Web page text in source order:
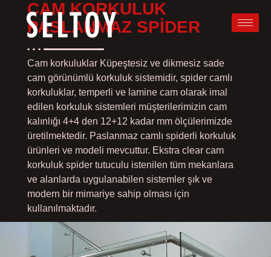
CAM KORKULUK
PASLANMAZ SPIDER
Cam korkuluklar Küpeştesiz ve dikmesiz sade
cam görünümlü korkuluk sistemidir, spider camlı
korkuluklar, temperli ve lamine cam olarak imal
edilen korkuluk sistemleri müşterilerimizin cam
kalınlığı 4+4 den 12+12 kadar mm ölçülerimizde
üretilmektedir. Paslanmaz camlı spiderli korkuluk
ürünleri ve modeli mevcuttur. Ekstra clear cam
korkuluk spider tutuculu istenilen tüm mekanlara
ve alanlarda uygulanabilen sistemler şık ve
modern bir mimariye sahip olması için
kullanılmaktadır.